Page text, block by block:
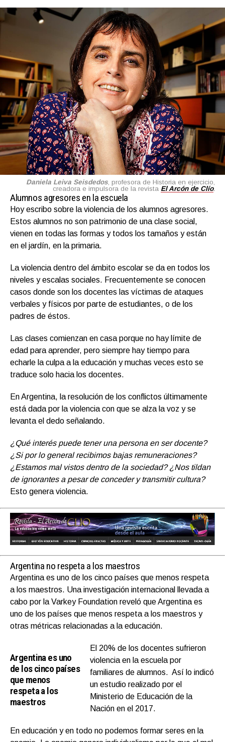
Daniela Leiva Seisdedos, profesora de Historia en ejercicio,
creadora e impulsora de la revista El Arcón de Clío.
Alumnos agresores en la escuela
Hoy escribo sobre la violencia de los alumnos agresores.
Estos alumnos no son patrimonio de una clase social,
vienen en todas las formas y todos los tamaños y están
en el jardín, en la primaria.
La violencia dentro del ámbito escolar se da en todos los
niveles y escalas sociales. Frecuentemente se conocen
casos donde son los docentes las víctimas de ataques
verbales y físicos por parte de estudiantes, o de los
padres de éstos.
Las clases comienzan en casa porque no hay límite de
edad para aprender, pero siempre hay tiempo para
echarle la culpa a la educación y muchas veces esto se
traduce solo hacia los docentes.
En Argentina, la resolución de los conflictos últimamente
está dada por la violencia con que se alza la voz y se
levanta el dedo señalando.
¿Qué interés puede tener una persona en ser docente?
¿Si por lo general recibimos bajas remuneraciones?
¿Estamos mal vistos dentro de la sociedad? ¿Nos tildan
de ignorantes a pesar de conceder y transmitir cultura?
Esto genera violencia.
Argentina no respeta a los maestros
Argentina es uno de los cinco países que menos respeta
a los maestros. Una investigación internacional llevada a
cabo por la Varkey Foundation reveló que Argentina es
uno de los países que menos respeta a los maestros y
otras métricas relacionadas a la educación.
Argentina es uno
de los cinco países
que menos
respeta a los
maestros
El 20% de los docentes sufrieron
violencia en la escuela por
familiares de alumnos. Así lo indicó
un estudio realizado por el
Ministerio de Educación de la
Nación en el 2017.
En educación y en todo no podemos formar seres en la